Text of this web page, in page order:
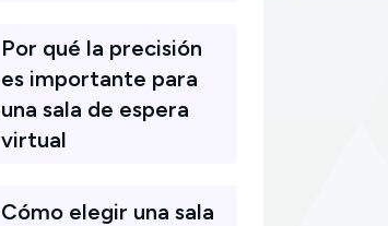
Por qué la precisión
es importante para
una sala de espera
virtual
Cómo elegir una sala